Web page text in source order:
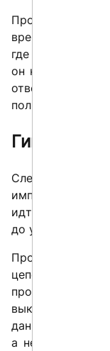
Проблема
временно не
где никто уже
он не внедрен,
отвечает за
полка
Гипотеза
Следующий
идти не вокруг
до устойчивой
Проверять
цепочку
процессы на
выключить
данные так,
а не просто